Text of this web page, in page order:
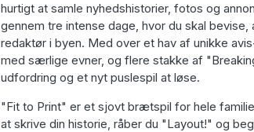
hurtigt at samle nyhedshistorier, fotos og
gennem tre intense dage, hvor du skal
redaktør i byen. Med over et hav af unikke
med særlige evner, og flere stakke af
udfordring og et nyt puslespil at løse.
"Fit to Print" er et sjovt brætspil for hele
at skrive din historie, råber du "Layout!" og